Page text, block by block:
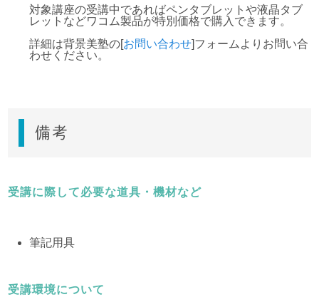
対象講座の受講中であればペンタブレットや液晶タブ
レットなどワコム製品が特別価格で購入できます。
詳細は背景美塾の[お問い合わせ]フォームよりお問い合
わせください。
備考
受講に際して必要な道具・機材など
筆記用具
受講環境について